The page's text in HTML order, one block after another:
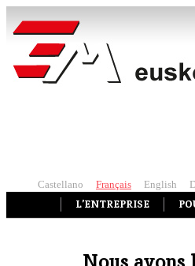
Castellano Français English
L’ENTREPRISE